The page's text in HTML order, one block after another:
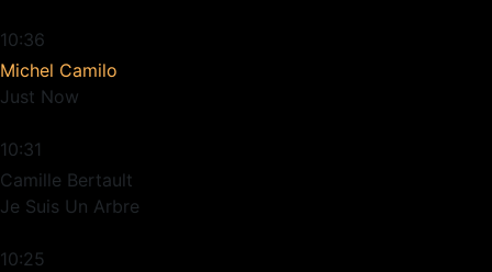
10:36
Michel Camilo
Just Now
10:31
Camille Bertault
Je Suis Un Arbre
10:25